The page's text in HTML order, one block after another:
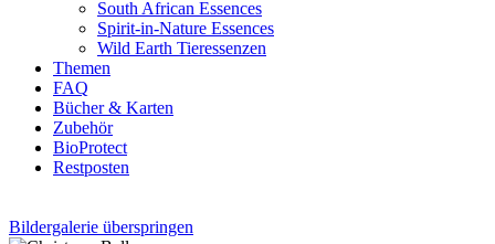
South African Essences
Spirit-in-Nature Essences
Wild Earth Tieressenzen
Themen
FAQ
Bücher & Karten
Zubehör
BioProtect
Restposten
Bildergalerie überspringen